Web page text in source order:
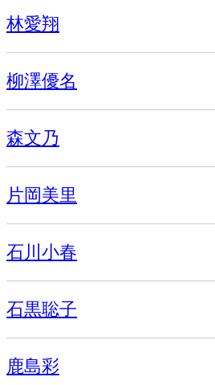
林愛翔
柳澤優名
森文乃
片岡美里
石川小春
石黒聡子
鹿島彩